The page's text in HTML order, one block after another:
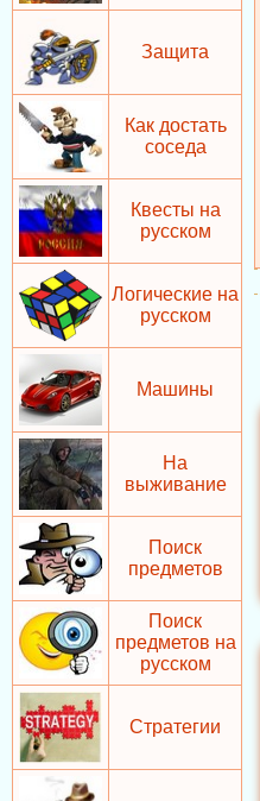
Защита
Как достать
соседа
Квесты на
русском
Логические на
русском
Машины
На
выживание
Поиск
предметов
Поиск
предметов на
русском
Стратегии